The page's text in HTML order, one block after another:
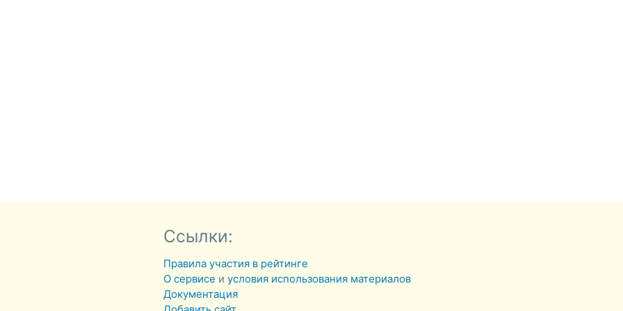
Ссылки:
Правила участия в рейтинге
О сервисе иусловия использования материалов
Документация